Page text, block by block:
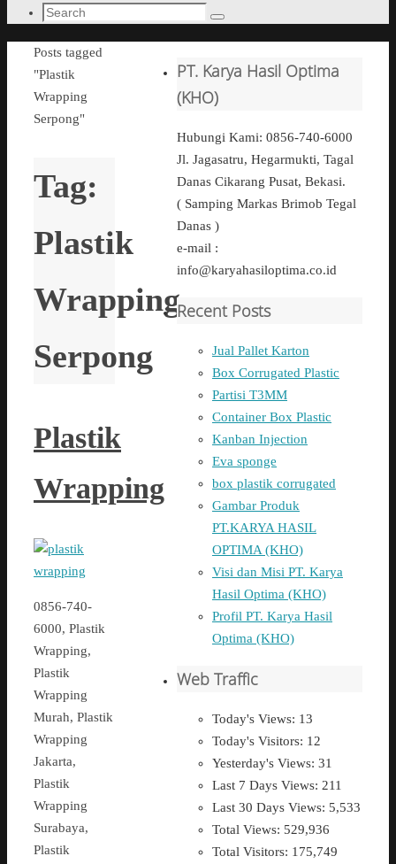
Search
Search
Home
Posts tagged
"Plastik
Wrapping
Serpong"
Tag:
Plastik
Wrapping
Serpong
Plastik
Wrapping
0856-740-
6000, Plastik
Wrapping,
Plastik
Wrapping
Murah, Plastik
Wrapping
Jakarta,
Plastik
Wrapping
Surabaya,
Plastik
PT. Karya Hasil Optima
(KHO)
Hubungi Kami: 0856-740-6000
Jl. Jagasatru, Hegarmukti, Tagal
Danas Cikarang Pusat, Bekasi.
( Samping Markas Brimob Tegal
Danas )
e-mail :
info@karyahasiloptima.co.id
Recent Posts
Jual Pallet Karton
Box Corrugated Plastic
Partisi T3MM
Container Box Plastic
Kanban Injection
Eva sponge
box plastik corrugated
Gambar Produk
PT.KARYA HASIL
OPTIMA (KHO)
Visi dan Misi PT. Karya
Hasil Optima (KHO)
Profil PT. Karya Hasil
Optima (KHO)
Web Traffic
Today's Views: 13
Today's Visitors: 12
Yesterday's Views: 31
Last 7 Days Views: 211
Last 30 Days Views: 5,533
Total Views: 529,936
Total Visitors: 175,749